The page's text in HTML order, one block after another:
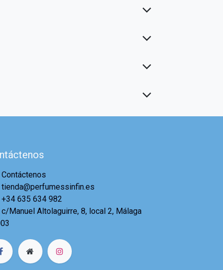
Contáctenos
tienda@perfumessinfin.es
+34 635 634 982
c/Manuel Altolaguirre, 8, local 2, Málaga